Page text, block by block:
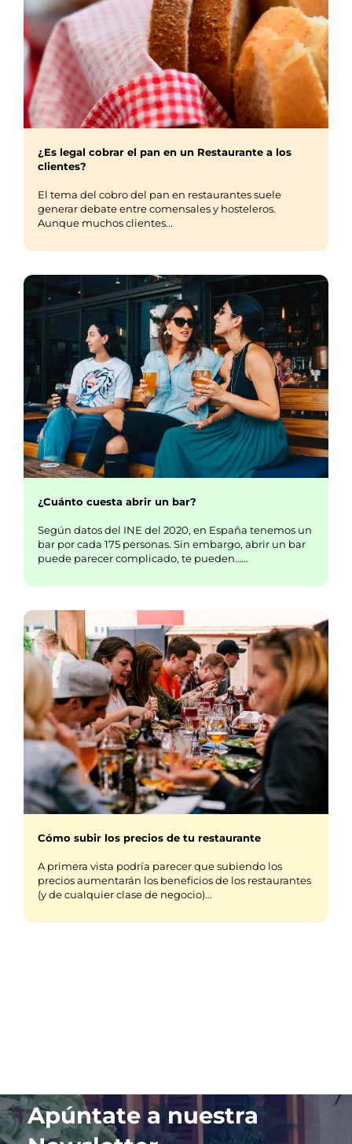
¿Es legal cobrar el pan en un Restaurante a los
clientes?
El tema del cobro del pan en restaurantes suele
generar debate entre comensales y hosteleros.
Aunque muchos clientes...
¿Cuánto cuesta abrir un bar?
Según datos del INE del 2020, en España tenemos un
bar por cada 175 personas. Sin embargo, abrir un bar
puede parecer complicado, te pueden……
Cómo subir los precios de tu restaurante
A primera vista podría parecer que subiendo los
precios aumentarán los beneficios de los restaurantes
(y de cualquier clase de negocio)…
Apúntate a nuestra